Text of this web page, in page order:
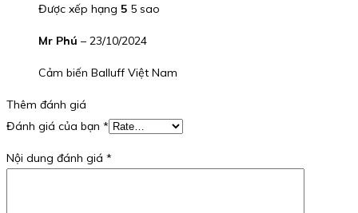
Được xếp hạng 5 5 sao
Mr Phú – 23/10/2024
Cảm biến Balluff Việt Nam
Thêm đánh giá
Đánh giá của bạn *
Nội dung đánh giá *